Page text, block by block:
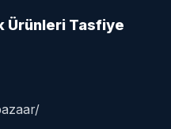
Ürünleri Tasfiye